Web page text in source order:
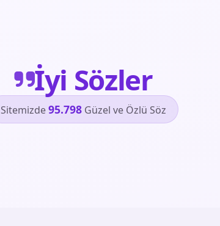
İyi Sözler
Sitemizde95.798Güzel ve Özlü Söz